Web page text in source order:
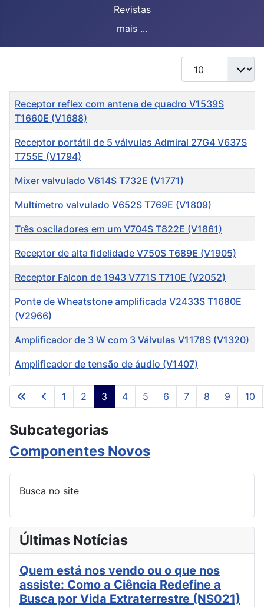
Revistas
mais ...
Mostrar #
Artigos
Título
Receptor reflex com antena de quadro V1539S
T1660E (V1688)
Receptor portátil de 5 válvulas Admiral 27G4 V637S
T755E (V1794)
Mixer valvulado V614S T732E (V1771)
Multímetro valvulado V652S T769E (V1809)
Três osciladores em um V704S T822E (V1861)
Receptor de alta fidelidade V750S T689E (V1905)
Receptor Falcon de 1943 V771S T710E (V2052)
Ponte de Wheatstone amplificada V2433S T1680E
(V2966)
Amplificador de 3 W com 3 Válvulas V1178S (V1320)
Amplificador de tensão de áudio (V1407)
Página 3 de 302
1 2 3 4 5 6 7 8 9 10
Subcategorias
Componentes Novos
Busca no site
Últimas Notícias
Quem está nos vendo ou o que nos
assiste: Como a Ciência Redefine a
Busca por Vida Extraterrestre (NS021)